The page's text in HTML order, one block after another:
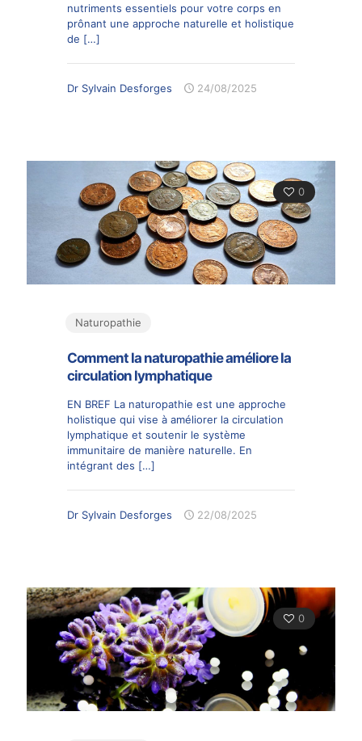
nutriments essentiels pour votre corps en
prônant une approche naturelle et holistique
de […]
Dr Sylvain Desforges 24/08/2025
0
Naturopathie
Comment la naturopathie améliore la
circulation lymphatique
EN BREF La naturopathie est une approche
holistique qui vise à améliorer la circulation
lymphatique et soutenir le système
immunitaire de manière naturelle. En
intégrant des […]
Dr Sylvain Desforges 22/08/2025
0